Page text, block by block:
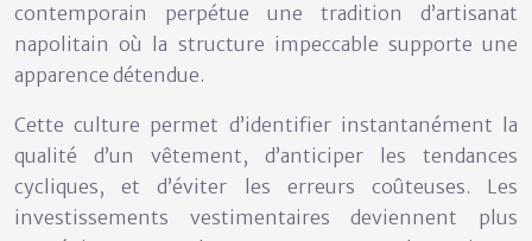
contemporain perpétue une tradition d’artisanat
napolitain où la structure impeccable supporte une
apparence détendue.
Cette culture permet d’identifier instantanément la
qualité d’un vêtement, d’anticiper les tendances
cycliques, et d’éviter les erreurs coûteuses. Les
investissements vestimentaires deviennent plus